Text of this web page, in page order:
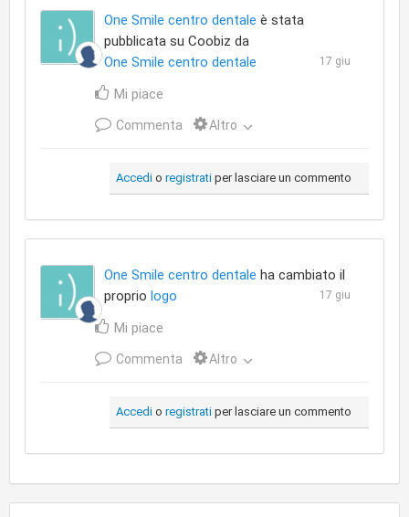
One Smile centro dentale è stata
pubblicata su Coobiz da
One Smile centro dentale
17 giu
Mi piace
Commenta Altro
Accedi o registrati per lasciare un commento
One Smile centro dentale ha cambiato il
proprio logo 17 giu
Mi piace
Commenta Altro
Accedi o registrati per lasciare un commento